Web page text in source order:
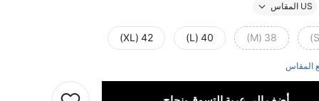
US المقاس
38 (M)
40 (L)
42 (XL)
المقاس